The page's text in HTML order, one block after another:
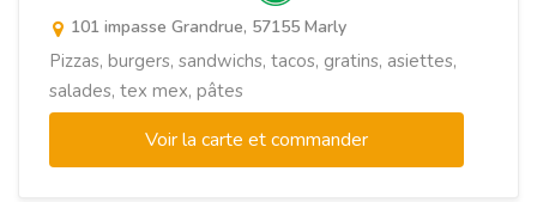
101 impasse Grandrue, 57155 Marly
Pizzas, burgers, sandwichs, tacos, gratins, asiettes,
salades, tex mex, pâtes
Voir la carte et commander